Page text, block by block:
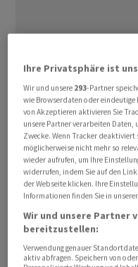
Die USA hatten die
Waffenruhe im Krieg
vermittelt. Seit ihrem
verlängert und soll
Gesprächen
die selbst nicht
nicht an den
Beobachter gehen
laufend über den
wird. Israels Armee
Ihre Privatsphäre ist
Wir und unsere 293-Partner
wie Browserdaten oder eindeutige
von Akzeptieren aktivieren Sie
unsere Partner verarbeiten Daten,
Zwecke. Wenn Tracker
möglicherweise nicht mehr so
wieder aufrufen, um Ihre
widerrufen, indem Sie auf den
der Webseite klicken. Ihre
Informationen finden Sie in
Wir und unsere Partner
bereitzustellen:
Verwendung genauer
aktiv abfragen. Speichern von